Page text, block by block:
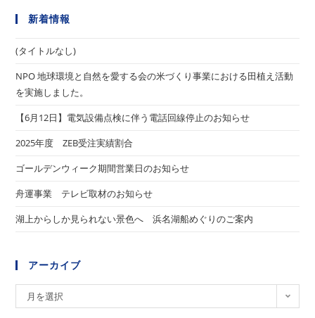
新着情報
(タイトルなし)
NPO 地球環境と自然を愛する会の米づくり事業における田植え活動
を実施しました。
【6月12日】電気設備点検に伴う電話回線停止のお知らせ
2025年度 ZEB受注実績割合
ゴールデンウィーク期間営業日のお知らせ
舟運事業 テレビ取材のお知らせ
湖上からしか見られない景色へ 浜名湖船めぐりのご案内
アーカイブ
ー
月を選択